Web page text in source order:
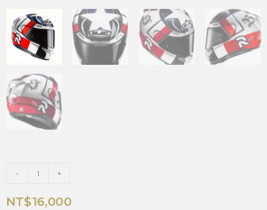
- +
NT$16,000